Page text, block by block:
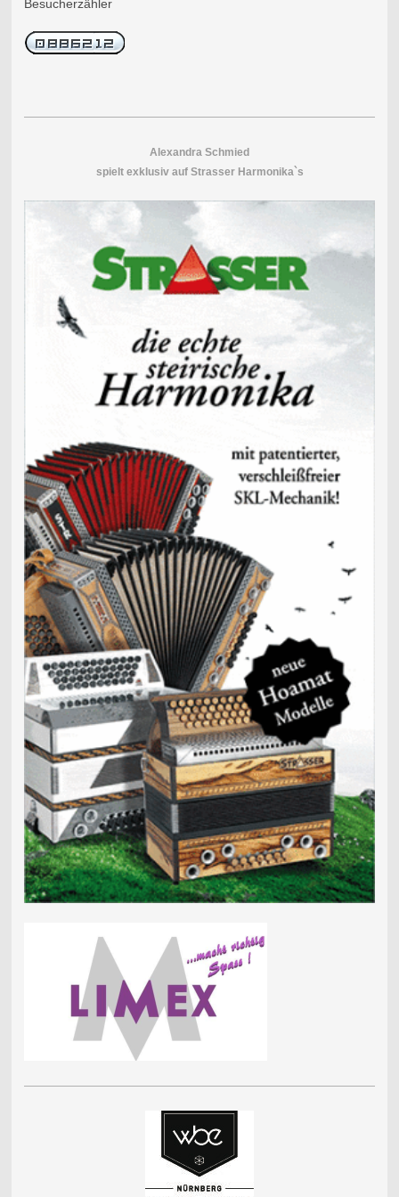
Besucherzähler
Alexandra Schmied
spielt exklusiv auf Strasser Harmonika`s